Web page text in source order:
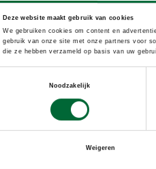
Deze website maakt gebruik van cookies
We gebruiken cookies om content en
gebruik van onze site met onze partners voor
die ze hebben verzameld op basis van uw
Noodzakelijk
Weigeren